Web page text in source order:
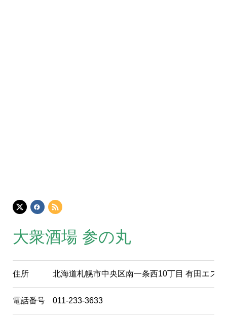
大衆酒場 参の丸
住所 北海道札幌市中央区南一条西10丁目 有田エス
電話番号 011-233-3633